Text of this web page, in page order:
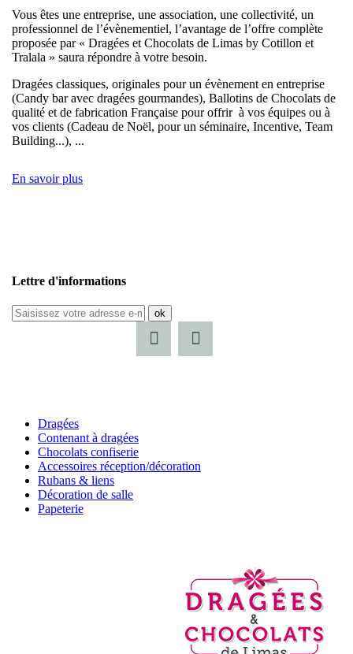
Vous êtes une entreprise, une association, une collectivité, un
professionnel de l’évènementiel, l’avantage de l’offre complète
proposée par « Dragées et Chocolats de Limas by Cotillon et
Tralala » saura répondre à votre besoin.
Dragées classiques, originales pour un évènement en entreprise
(Candy bar avec dragées gourmandes), Ballotins de Chocolats de
qualité et de fabrication Française pour offrir à vos équipes ou à
vos clients (Cadeau de Noël, pour un séminaire, Incentive, Team
Building...), ...
En savoir plus
Lettre d'informations
ok
Dragées
Contenant à dragées
Chocolats confiserie
Accessoires réception/décoration
Rubans & liens
Décoration de salle
Papeterie